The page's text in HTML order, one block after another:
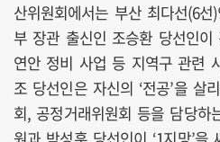
산위원회에서는 부산 최다선(6
부 장관 출신인 조승환 당선인
연안 정비 사업 등 지역구 관련
조 당선인은 자신의 ‘전공’을 살
회, 공정거래위원회 등을 담당하